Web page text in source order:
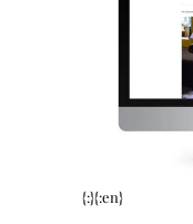
{:}{:en}